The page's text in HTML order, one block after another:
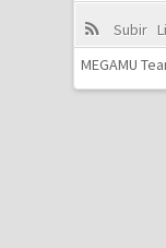
Subir
MEGAMU